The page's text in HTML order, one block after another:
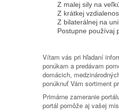
Z malej sily na
Z krátkej
Z bilaterálnej na
Postupne používaj
Vítam vás pri hľadaní
ponúkam a predávam
domácich,
ponúknuť Vám sortiment
Primárne zameranie
portál pomôže aj vašej